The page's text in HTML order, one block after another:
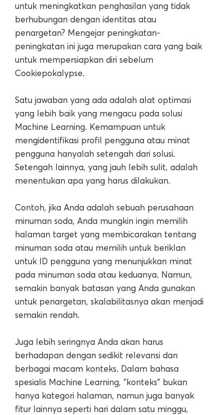
untuk meningkatkan penghasilan yang tidak
berhubungan dengan identitas atau
penargetan? Mengejar peningkatan-
peningkatan ini juga merupakan cara yang baik
untuk mempersiapkan diri sebelum
Cookiepokalypse.
Satu jawaban yang ada adalah alat optimasi
yang lebih baik yang mengacu pada solusi
Machine Learning. Kemampuan untuk
mengidentifikasi profil pengguna atau minat
pengguna hanyalah setengah dari solusi.
Setengah lainnya, yang jauh lebih sulit, adalah
menentukan apa yang harus dilakukan.
Contoh, jika Anda adalah sebuah perusahaan
minuman soda, Anda mungkin ingin memilih
halaman target yang membicarakan tentang
minuman soda atau memilih untuk beriklan
untuk ID pengguna yang menunjukkan minat
pada minuman soda atau keduanya. Namun,
semakin banyak batasan yang Anda gunakan
untuk penargetan, skalabilitasnya akan menjadi
semakin rendah.
Juga lebih seringnya Anda akan harus
berhadapan dengan sedikit relevansi dan
berbagai macam konteks. Dalam bahasa
spesialis Machine Learning, "konteks" bukan
hanya kategori halaman, namun juga banyak
fitur lainnya seperti hari dalam satu minggu,